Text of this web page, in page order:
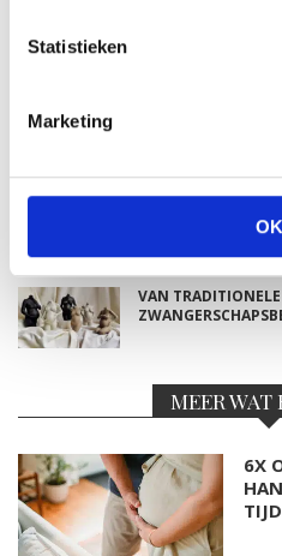
Statistieken
Marketing
OK
ESSENTIALS HAD
TOP 5 BESTE
GEZINNEN DEZE
VAN
MEER WAT
6X